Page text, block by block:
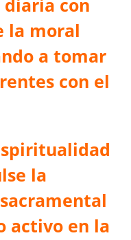
con
la moral
a tomar
con el
la
activo en la